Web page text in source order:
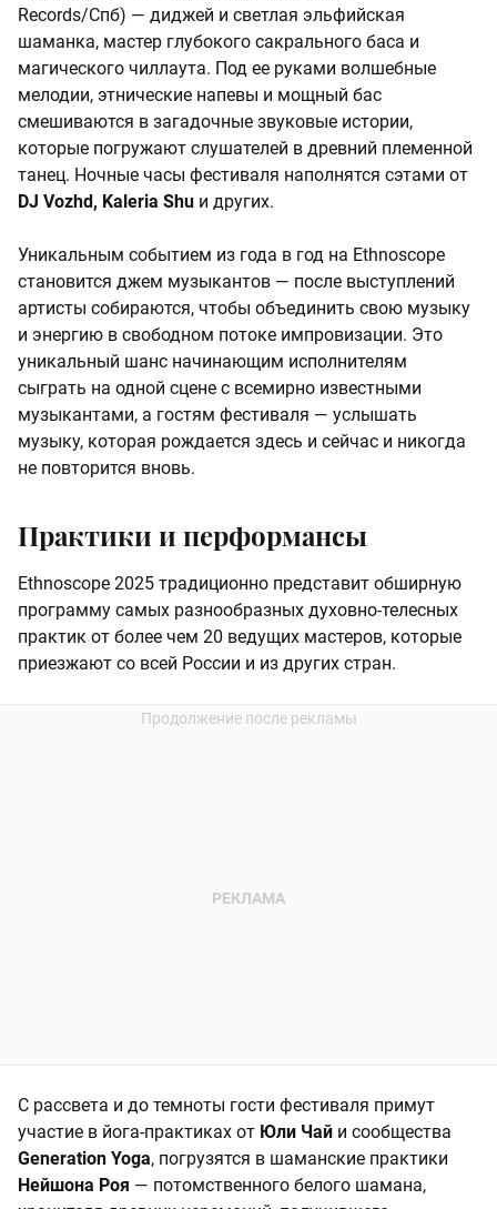
Records/Cпб) — диджей и светлая эльфийская
шаманка, мастер глубокого сакрального баса и
магического чиллаута. Под ее руками волшебные
мелодии, этнические напевы и мощный бас
смешиваются в загадочные звуковые истории,
которые погружают слушателей в древний племенной
танец. Ночные часы фестиваля наполнятся сэтами от
DJ Vozhd, Kaleria Shu и других.
Уникальным событием из года в год на Ethnoscope
становится джем музыкантов — после выступлений
артисты собираются, чтобы объединить свою музыку
и энергию в свободном потоке импровизации. Это
уникальный шанс начинающим исполнителям
сыграть на одной сцене с всемирно известными
музыкантами, а гостям фестиваля — услышать
музыку, которая рождается здесь и сейчас и никогда
не повторится вновь.
Практики и перформансы
Ethnoscope 2025 традиционно представит обширную
программу самых разнообразных духовно-телесных
практик от более чем 20 ведущих мастеров, которые
приезжают со всей России и из других стран.
С рассвета и до темноты гости фестиваля примут
участие в йога-практиках от Юли Чай и сообщества
Generation Yoga, погрузятся в шаманские практики
Нейшона Роя — потомственного белого шамана,